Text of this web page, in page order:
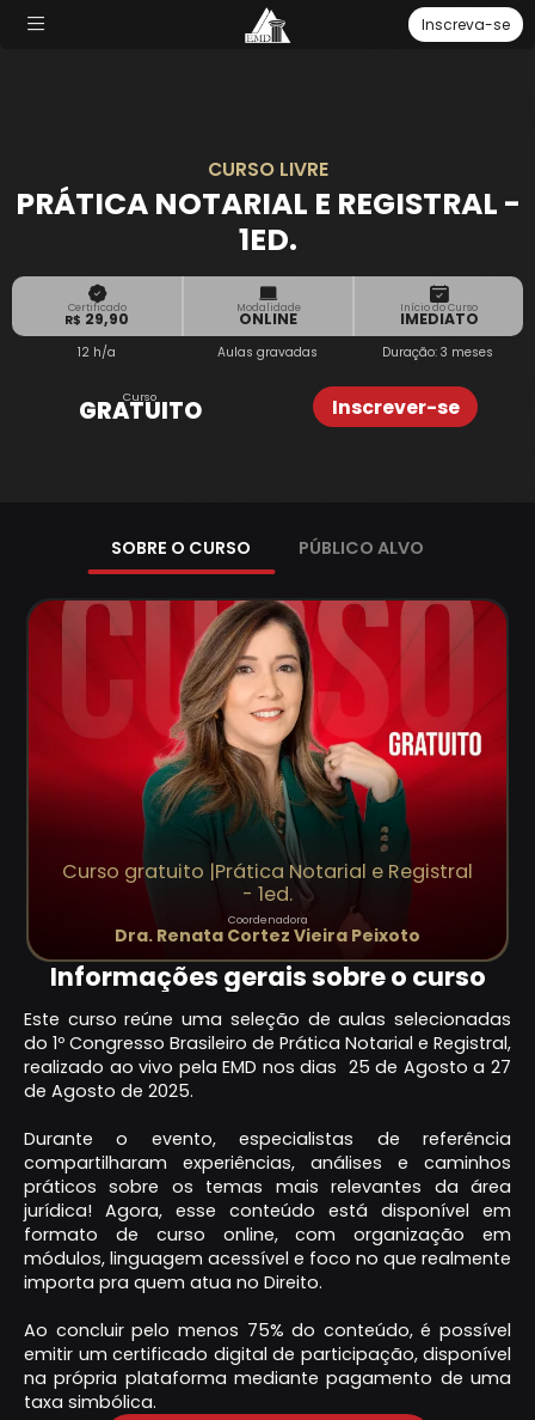
Inscreva-se
CURSO LIVRE
PRÁTICA NOTARIAL E REGISTRAL -
1ED.
Certificado
R$ 29,90
Modalidade
ONLINE
Início do Curso
IMEDIATO
12 h/a Aulas gravadas Duração: 3 meses
Curso
GRATUITO Inscrever-se
SOBRE O CURSO PÚBLICO ALVO
Curso gratuito |Prática Notarial e Registral
- 1ed.
Coordenadora
Dra. Renata Cortez Vieira Peixoto
Informações gerais sobre o curso
Este curso reúne uma seleção de aulas selecionadas
do 1º Congresso Brasileiro de Prática Notarial e Registral,
realizado ao vivo pela EMD nos dias 25 de Agosto a 27
de Agosto de 2025.
Durante o evento, especialistas de referência
compartilharam experiências, análises e caminhos
práticos sobre os temas mais relevantes da área
jurídica! Agora, esse conteúdo está disponível em
formato de curso online, com organização em
módulos, linguagem acessível e foco no que realmente
importa pra quem atua no Direito.
Ao concluir pelo menos 75% do conteúdo, é possível
emitir um certificado digital de participação, disponível
na própria plataforma mediante pagamento de uma
taxa simbólica.